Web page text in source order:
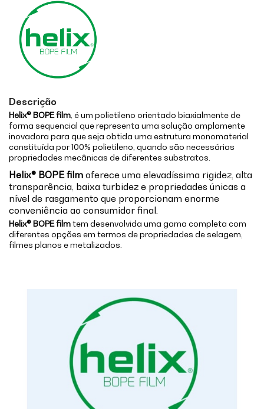
Descrição
Helix® BOPE film , é um polietileno orientado biaxialmente de
forma sequencial que representa uma solução amplamente
inovadora para que seja obtida uma estrutura monomaterial
constituída por 100% polietileno, quando são necessárias
propriedades mecânicas de diferentes substratos.
Helix® BOPE film oferece uma elevadíssima rigidez, alta
transparência, baixa turbidez e propriedades únicas a
nível de rasgamento que proporcionam enorme
conveniência ao consumidor final.
Helix® BOPE filmtem desenvolvida uma gama completa com
diferentes opções em termos de propriedades de selagem,
filmes planos e metalizados.